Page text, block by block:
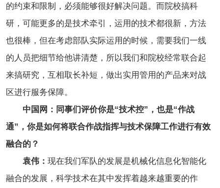
的约束和限制，必须能够很好解决问题。而院校搞科
研，可能更多的是技术牵引，运用的技术都很新，方法
也很棒，但在考虑部队实际运用的时候，需要我们一线
的人员把细节给他讲清楚，所以我们和院校经常联合起
来搞研究，互相取长补短，做出实用管用的产品来对战
区进行服务保障。
中国网：同事们评价你是“技术控”，也是“作战
通”，你是如何将联合作战指挥与技术保障工作进行有效
融合的？
袁伟： 现在我们军队的发展是机械化信息化智能化
融合的发展，科学技术在其中发挥着越来越重要的作